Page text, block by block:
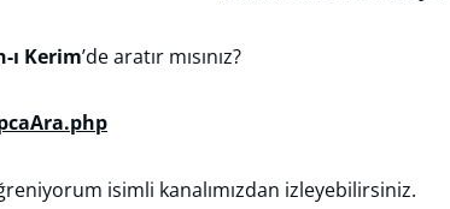
ı Kerim’de aratır mısınız?
isimli kanalımızdan izleyebilirsiniz.